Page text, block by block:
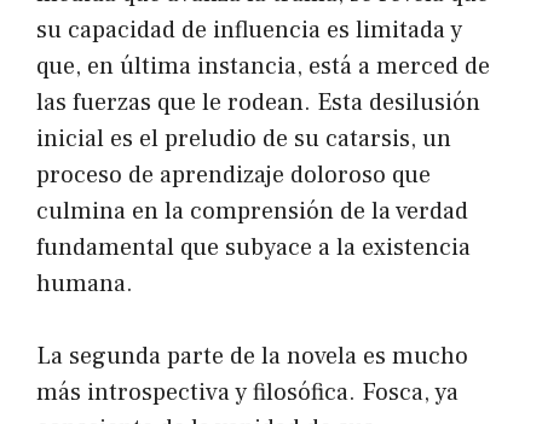
su capacidad de influencia es limitada y
que, en última instancia, está a merced de
las fuerzas que le rodean. Esta desilusión
inicial es el preludio de su catarsis, un
proceso de aprendizaje doloroso que
culmina en la comprensión de la verdad
fundamental que subyace a la existencia
humana.
La segunda parte de la novela es mucho
más introspectiva y filosófica. Fosca, ya